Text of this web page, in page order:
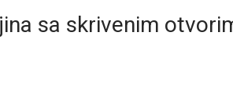
sa skrivenim